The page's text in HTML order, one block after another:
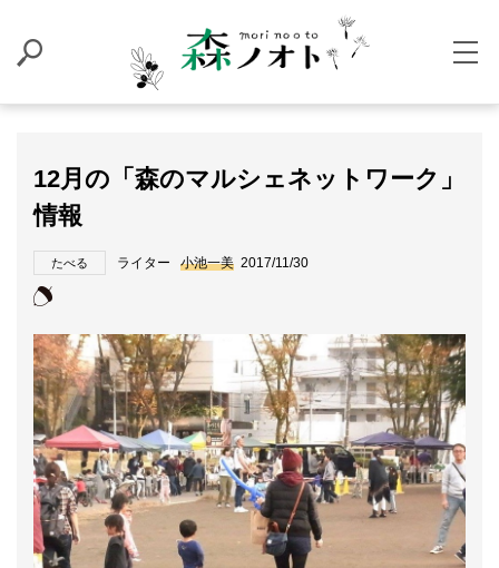
12月の「森のマルシェネットワーク」
情報
たべる ライター 小池一美 2017/11/30